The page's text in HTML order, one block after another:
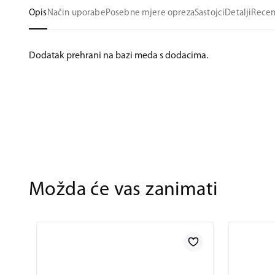
OpisNačin uporabePosebne mjere oprezaSastojciDetalji
Dodatak prehrani na bazi meda s dodacima.
Možda će vas zanimati